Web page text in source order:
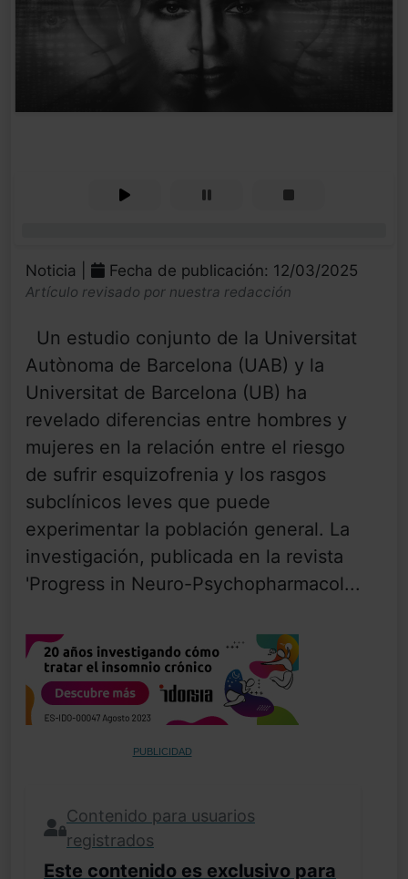
Noticia | Fecha de publicación: 12/03/2025
Artículo revisado por nuestra redacción
Un estudio conjunto de la Universitat
Autònoma de Barcelona (UAB) y la
Universitat de Barcelona (UB) ha
revelado diferencias entre hombres y
mujeres en la relación entre el riesgo
de sufrir esquizofrenia y los rasgos
subclínicos leves que puede
experimentar la población general. La
investigación, publicada en la revista
'Progress in Neuro-Psychopharmacol...
PUBLICIDAD
Contenido para usuarios
registrados
Este contenido es exclusivo para